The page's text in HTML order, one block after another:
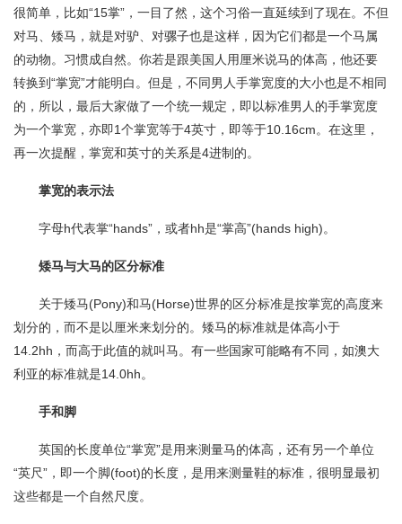
很简单，比如“15掌”，一目了然，这个习俗一直延续到了现在。不但
对马、矮马，就是对驴、对骡子也是这样，因为它们都是一个马属
的动物。习惯成自然。你若是跟美国人用厘米说马的体高，他还要
转换到“掌宽”才能明白。但是，不同男人手掌宽度的大小也是不相同
的，所以，最后大家做了一个统一规定，即以标准男人的手掌宽度
为一个掌宽，亦即1个掌宽等于4英寸，即等于10.16cm。在这里，
再一次提醒，掌宽和英寸的关系是4进制的。
掌宽的表示法
字母h代表掌“hands”，或者hh是“掌高”(hands high)。
矮马与大马的区分标准
关于矮马(Pony)和马(Horse)世界的区分标准是按掌宽的高度来
划分的，而不是以厘米来划分的。矮马的标准就是体高小于
14.2hh，而高于此值的就叫马。有一些国家可能略有不同，如澳大
利亚的标准就是14.0hh。
手和脚
英国的长度单位“掌宽”是用来测量马的体高，还有另一个单位
“英尺”，即一个脚(foot)的长度，是用来测量鞋的标准，很明显最初
这些都是一个自然尺度。